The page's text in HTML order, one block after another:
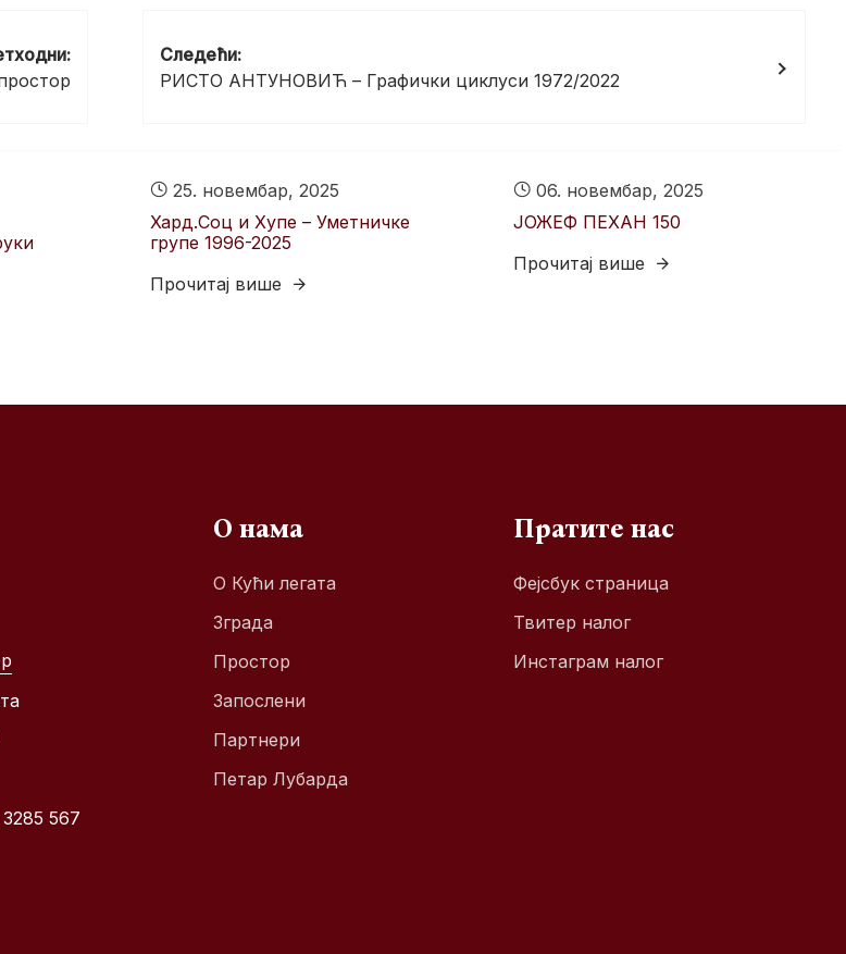
Следећи:
РИСТО АНТУНОВИЋ – Графички циклуси 1972/2022
25. новембар, 2025
Хард.Соц и Хyпе – Уметничке
групе 1996-2025
Прочитај више
06. новембар, 2025
ЈОЖЕФ ПЕХАН 150
Прочитај више
567
О нама
О Кући легата
Зграда
Простор
Запослени
Партнери
Петар Лубарда
Пратите нас
Фејсбук страница
Твитер налог
Инстаграм налог